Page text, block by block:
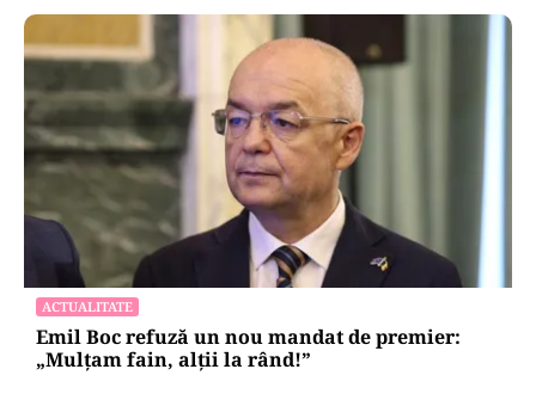
ACTUALITATE
Emil Boc refuză un nou mandat de premier:
„Mulțam fain, alții la rând!”